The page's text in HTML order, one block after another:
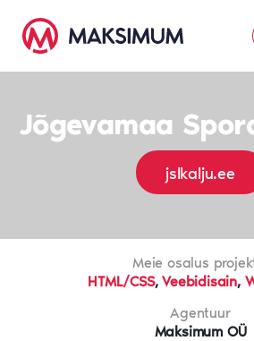
Jõgevamaa
jslkalju.ee
Meie osalus
HTML/CSS,Veebidisain,
Agentuur
Maksimum OÜ